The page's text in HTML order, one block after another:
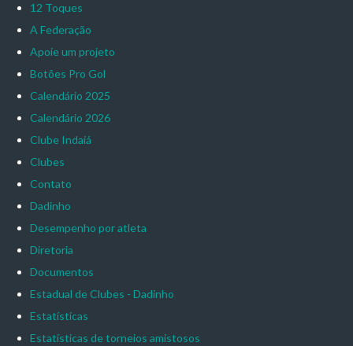
12 Toques
A Federação
Apoie um projeto
Botões Pro Gol
Calendário 2025
Calendário 2026
Clube Indaiá
Clubes
Contato
Dadinho
Desempenho por atleta
Diretoria
Documentos
Estadual de Clubes - Dadinho
Estatísticas
Estatísticas de torneios amistosos